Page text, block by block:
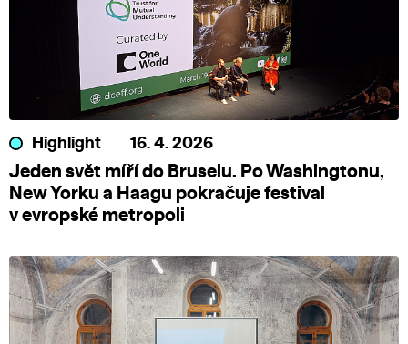
Highlight 16. 4. 2026
Jeden svět míří do Bruselu. Po Washingtonu,
New Yorku a Haagu pokračuje festival
v evropské metropoli